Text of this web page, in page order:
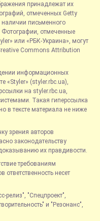
принадлежат их
отмеченных Getty
наличии письменного
Фотографии, отмеченные
или «РБК-Украина», могут
Commons Attribution
информационных
«Styler» (styler.rbc.ua),
на styler.rbc.ua,
Такая гиперссылка
в тексте материала не ниже
зрения авторов
законодательству
их правдивости.
требованиям
ответственность несет
релиз", "Спецпроект",
и "Резонанс",